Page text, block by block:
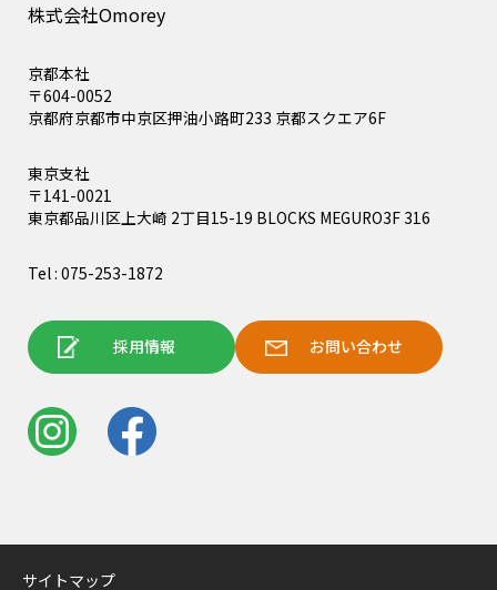
株式会社Omorey
京都本社
〒604-0052
京都府京都市中京区押油小路町233 京都スクエア6F
東京支社
〒141-0021
東京都品川区上大崎 2丁目15-19 BLOCKS MEGURO3F 316
Tel : 075-253-1872
採用情報 お問い合わせ
サイトマップ